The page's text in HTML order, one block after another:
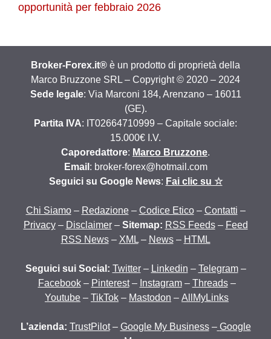
opportunità per febbraio 2026
Broker-Forex.it® è un prodotto di proprietà della
Marco Bruzzone SRL – Copyright © 2020 – 2024
Sede legale: Via Marconi 184, Arenzano – 16011
(GE).
Partita IVA: IT02664710999 – Capitale sociale:
15.000€ I.V.
Caporedattore: Marco Bruzzone.
Email : broker-forex@hotmail.com
Seguici su Google News: Fai clic su ☆
Chi Siamo– Redazione– Codice Etico– Contatti –
Privacy– Disclaimer– Sitemap: RSS Feeds– Feed
RSS News– XML– News– HTML
Seguici sui Social: Twitter– Linkedin – Telegram–
Facebook– Pinterest– Instagram– Threads–
Youtube – TikTok – Mastodon – AllMyLinks
L’azienda: TrustPilot– Google My Business– Google